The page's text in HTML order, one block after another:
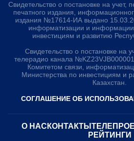
Свидетельство о постановке на учет,
печатного издания,
издания №17614-ИА выдано
информатизации и
инвестициям и развитию
Свидетельство о постановке на
телерадио канала
Комитетом связи,
Министерства по инвестициям и
Казахстан.
СОГЛАШЕНИЕ ОБ
О НАС КОНТАКТЫ
РЕЙТИНГИ